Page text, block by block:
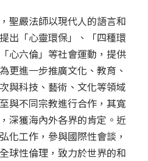
嚴法師以現代人的語言和
出「心靈環保」、「四種環
心六倫」等社會運動，提供
更進一步推廣文化、教育、
與科技、藝術、文化等領域
與不同宗教進行合作，其寬
深獲海內外各界的肯定。近
化工作，參與國際性會談，
球性倫理，致力於世界的和